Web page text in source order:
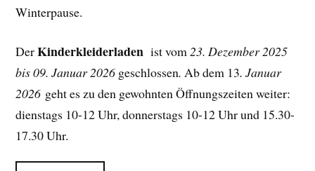
Winterpause.
DerKinderkleiderladen ist vom23. Dezember 2025
bis 09. Januar 2026 geschlossen.Ab dem 13. Januar
2026 geht es zu den gewohnten Öffnungszeiten weiter:
dienstags 10-12 Uhr, donnerstags 10-12 Uhr und 15.30-
17.30 Uhr.